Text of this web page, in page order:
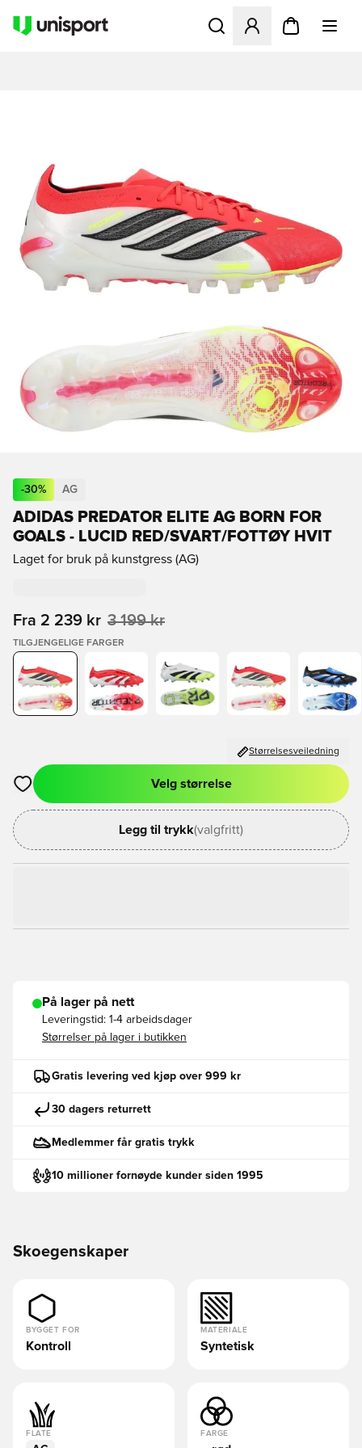
Åpner en Modal for å
-30% AG
ADIDAS PREDATOR ELITE AG BORN FOR
GOALS - LUCID RED/SVART/FOTTØY HVIT
Laget for bruk på kunstgress (AG)
Fra 2 239 kr 3 199 kr
TILGJENGELIGE FARGER
Størrelsesveiledning
Åpner en Modal for å logge inn eller registrere deg som
Velg størrelse
Legg til trykk(valgfritt)
På lager på nett
Leveringstid: 1-4 arbeidsdager
Størrelser på lager i butikken
Gratis levering ved kjøp over 999 kr
30 dagers returrett
Medlemmer får gratis trykk
10 millioner fornøyde kunder siden 1995
Skoegenskaper
BYGGET FOR
Kontroll
MATERIALE
Syntetisk
FLATE FARGE